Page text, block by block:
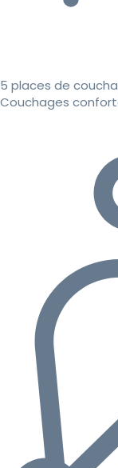
5 places de
Couchages